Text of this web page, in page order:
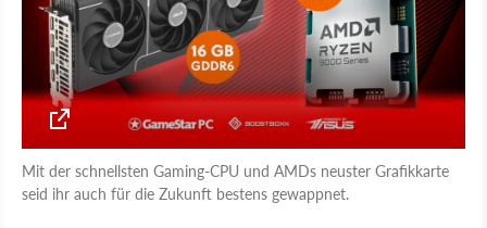
Mit der schnellsten Gaming-CPU und AMDs neuster Grafikkarte
seid ihr auch für die Zukunft bestens gewappnet.